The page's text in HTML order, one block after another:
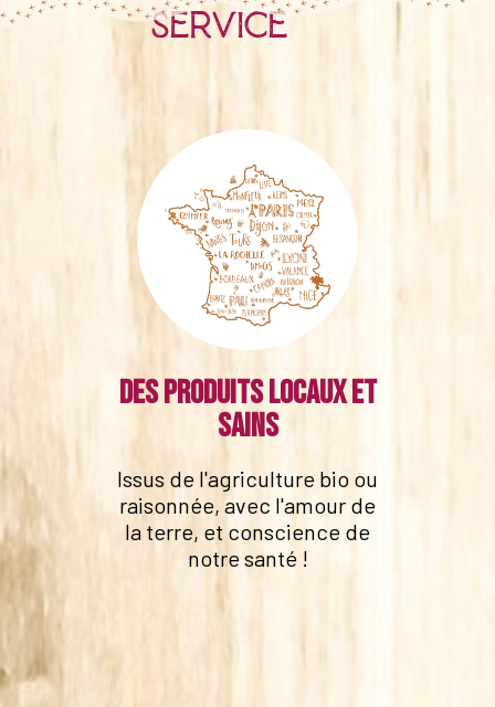
service
Des produits locaux et
sains
Issus de l'agriculture bio ou
raisonnée, avec l'amour de
la terre, et conscience de
notre santé !